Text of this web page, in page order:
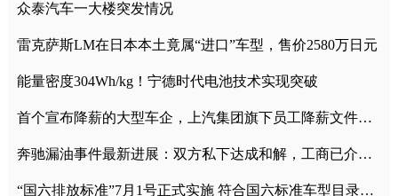
众泰汽车一大楼突发情况
雷克萨斯LM在日本本土竟属“进口”车型，售价2580万日元
能量密度304Wh/kg！宁德时代电池技术实现突破
首个宣布降薪的大型车企，上汽集团旗下员工降薪文件曝光
奔驰漏油事件最新进展：双方私下达成和解，工商已介入调查
“国六排放标准”7月1号正式实施 符合国六标准车型目录一览